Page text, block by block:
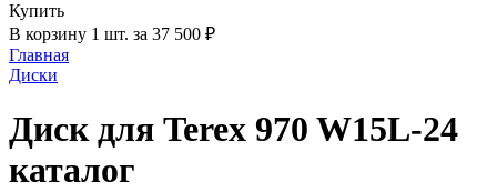
Купить
В корзину 1 шт. за 37 500 ₽
Главная
Диски
Диск для Terex 970 W15L-24
каталог